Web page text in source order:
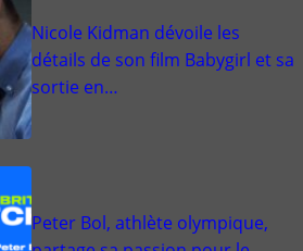
Nicole Kidman dévoile les
détails de son film Babygirl et sa
sortie en…
Peter Bol, athlète olympique,